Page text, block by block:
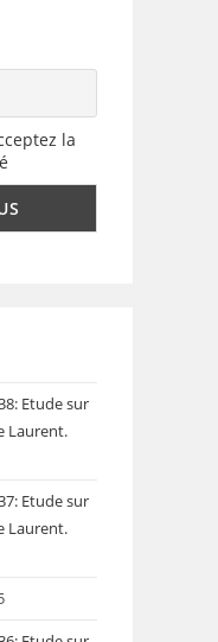
la
Etude sur
Laurent.
Etude sur
Laurent.